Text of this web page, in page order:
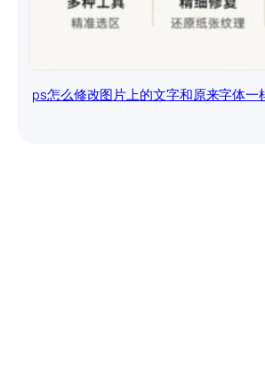
ps怎么修改图片上的文字和原来字体一